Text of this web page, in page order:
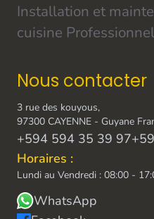
Installation et
cuisine
Nous contacter
3 rue des kouyous,
97300 CAYENNE - Guyane
+594 594 35 39 97
Horaires :
Lundi au Vendredi : 08:00 -
WhatsApp